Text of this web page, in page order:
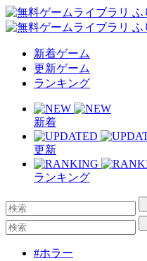
新着ゲーム
更新ゲーム
ランキング
新着
更新
ランキング
#ホラー